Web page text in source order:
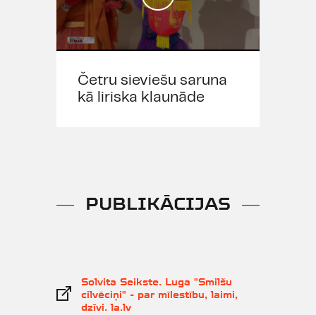
Četru sieviešu saruna
kā liriska klaunāde
PUBLIKĀCIJAS
Solvita Seikste. Luga "Smilšu
cilvēciņi" - par mīlestību, laimi,
dzīvi. la.lv